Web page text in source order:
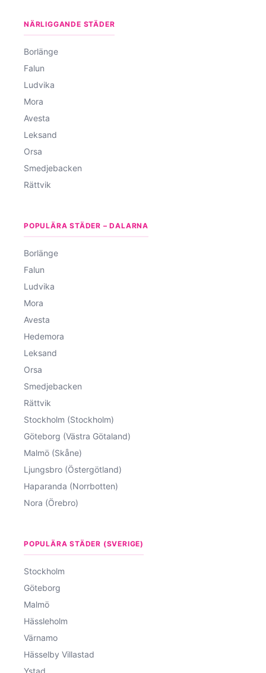
NÄRLIGGANDE STÄDER
Borlänge
Falun
Ludvika
Mora
Avesta
Leksand
Orsa
Smedjebacken
Rättvik
POPULÄRA STÄDER – DALARNA
Borlänge
Falun
Ludvika
Mora
Avesta
Hedemora
Leksand
Orsa
Smedjebacken
Rättvik
Stockholm (Stockholm)
Göteborg (Västra Götaland)
Malmö (Skåne)
Ljungsbro (Östergötland)
Haparanda (Norrbotten)
Nora (Örebro)
POPULÄRA STÄDER (SVERIGE)
Stockholm
Göteborg
Malmö
Hässleholm
Värnamo
Hässelby Villastad
Ystad